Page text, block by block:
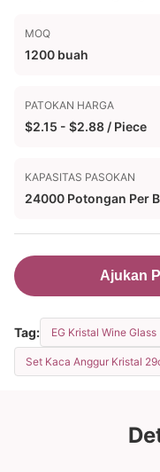
MOQ
1200 buah
PATOKAN HARGA
$2.15 - $2.88 / Piece
KAPASITAS PASOKAN
24000 Potongan Per
Ajukan
Tag: EG Kristal Wine Glass
Set Kaca Anggur Kristal